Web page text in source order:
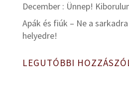
December : Ünnep!
Apák és fiúk – Ne a
helyedre!
LEGUTÓBBI